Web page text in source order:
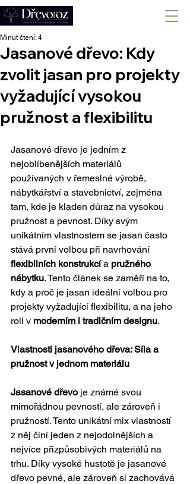
Jasanové dřevo: Kdy
zvolit jasan pro projekty
vyžadující vysokou
pružnost a flexibilitu
Minut čtení: 4
Jasanové dřevo je jedním z
nejoblíbenějších materiálů
používaných v řemeslné výrobě,
nábytkářství a stavebnictví, zejména
tam, kde je kladen důraz na vysokou
pružnost a pevnost. Díky svým
unikátním vlastnostem se jasan často
stává první volbou při navrhování
flexibilních konstrukcí a pružného
nábytku. Tento článek se zaměří na to,
kdy a proč je jasan ideální volbou pro
projekty vyžadující flexibilitu, a na jeho
roli v moderním i tradičním designu.
Vlastnosti jasanového dřeva: Síla a
pružnost v jednom materiálu
Jasanové dřevo je známé svou
mimořádnou pevností, ale zároveň i
pružností. Tento unikátní mix vlastností
z něj činí jeden z nejodolnějších a
nejvíce přizpůsobivých materiálů na
trhu. Díky vysoké hustotě je jasanové
dřevo pevné, ale zároveň si zachovává